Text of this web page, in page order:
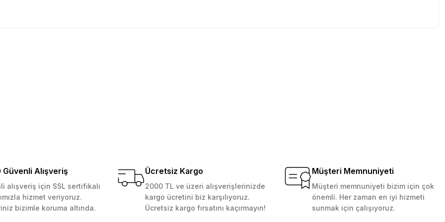
Güvenli Alışveriş
alışveriş için SSL sertifikalı
hizmet veriyoruz.
bizimle koruma altında.
Ücretsiz Kargo
2000 TL ve üzeri alışverişlerinizde
kargo ücretini biz karşılıyoruz.
Ücretsiz kargo fırsatını kaçırmayın!
Müşteri Memnuniyeti
Müşteri memnuniyeti bizim için çok
önemli. Her zaman en iyi hizmeti
sunmak için çalışıyoruz.